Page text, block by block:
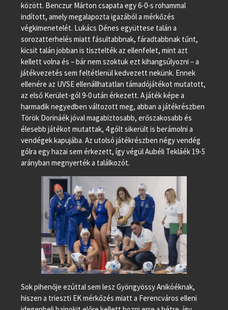
között. Benczur Márton csapata egy 6-0-s rohammal
indított, amely megalapozta igazából a mérkőzés
végkimenetelét. Lukács Dénes együttese talán a
sorozatterhelés miatt fásultabbnak, fáradtabbnak tűnt,
kicsit talán jobban is tisztelték az ellenfelet, mint azt
kellett volna és – bár nem szoktuk ezt kihangsúlyozni – a
játékvezetés sem feltétlenül kedvezett nekünk. Ennek
ellenére az UVSE ellenállhatatlan támadójátékot mutatott,
az első Kerület-gól 9-0 után érkezett. A játék képe a
harmadik negyedben változott meg, abban a játékrészben
Török Dorináék jóval magabiztosabb, erőszakosabb és
élesebb játékot mutattak, 4 gólt sikerült is berámolni a
vendégek kapujába. Az utolsó játékrészben négy vendég
gólra egy hazai sem érkezett, így végül Aubéli Tekláék 19-5
arányban megnyerték a találkozót.
Sok pihenője ezúttal sem lesz Gyöngyössy Anikóéknak,
hiszen a trieszti EK mérkőzés miatt a Ferencváros elleni